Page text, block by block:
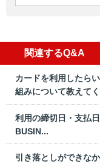
関連するQ&A
カードを利用したら
組みについて教えてく
利用の締切日・支払
BUSIN...
引き落としができな